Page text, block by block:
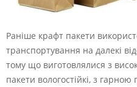
Раніше крафт пакети
транспортування на далекі
тому що виготовлялися з
пакети вологостійкі, з